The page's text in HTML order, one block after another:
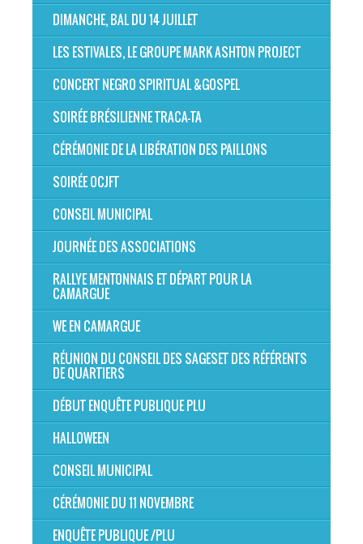
DIMANCHE, BAL DU 14 JUILLET
LES ESTIVALES, LE GROUPE MARK ASHTON PROJECT
CONCERT NEGRO SPIRITUAL &GOSPEL
SOIRÉE BRÉSILIENNE TRACA-TA
CÉRÉMONIE DE LA LIBÉRATION DES PAILLONS
SOIRÉE OCJFT
CONSEIL MUNICIPAL
JOURNÉE DES ASSOCIATIONS
RALLYE MENTONNAIS ET DÉPART POUR LA
CAMARGUE
WE EN CAMARGUE
RÉUNION DU CONSEIL DES SAGESET DES RÉFÉRENTS
DE QUARTIERS
DÉBUT ENQUÊTE PUBLIQUE PLU
HALLOWEEN
CONSEIL MUNICIPAL
CÉRÉMONIE DU 11 NOVEMBRE
ENQUÊTE PUBLIQUE /PLU